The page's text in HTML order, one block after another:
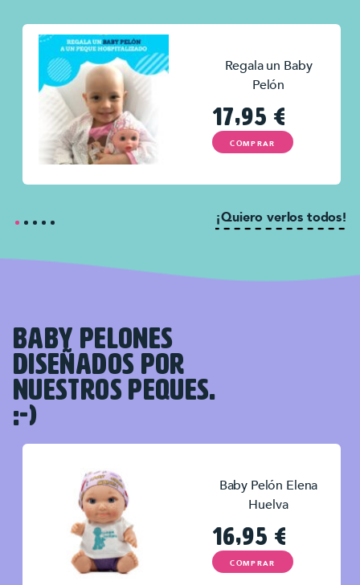
Regala un Baby
Pelón
17,95 €
COMPRAR
¡Quiero verlos todos!
BABY PELONES
DISEÑADOS POR
NUESTROS PEQUES.
:-)
Baby Pelón Elena
Huelva
16,95 €
COMPRAR